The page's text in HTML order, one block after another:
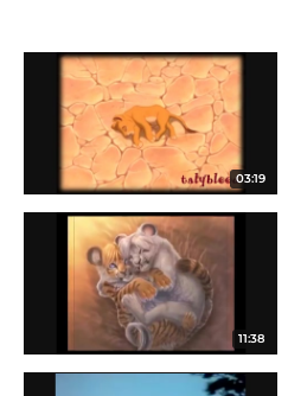
03:19
11:38